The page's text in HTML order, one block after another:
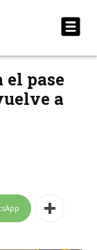
el pase
a